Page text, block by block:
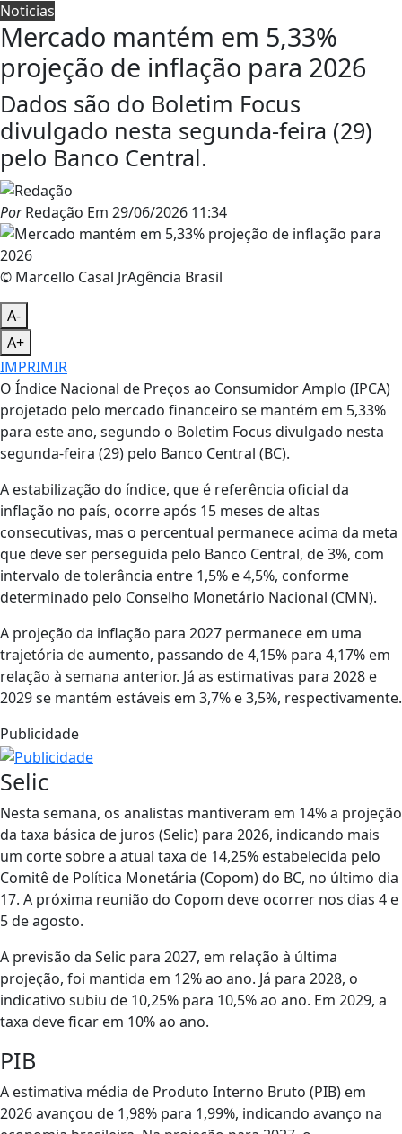
Noticias
Mercado mantém em 5,33%
projeção de inflação para 2026
Dados são do Boletim Focus
divulgado nesta segunda-feira (29)
pelo Banco Central.
PorRedação Em 29/06/2026 11:34
© Marcello Casal JrAgência Brasil
A-
A+
IMPRIMIR
O Índice Nacional de Preços ao Consumidor Amplo (IPCA)
projetado pelo mercado financeiro se mantém em 5,33%
para este ano, segundo o Boletim Focus divulgado nesta
segunda-feira (29) pelo Banco Central (BC).
A estabilização do índice, que é referência oficial da
inflação no país, ocorre após 15 meses de altas
consecutivas, mas o percentual permanece acima da meta
que deve ser perseguida pelo Banco Central, de 3%, com
intervalo de tolerância entre 1,5% e 4,5%, conforme
determinado pelo Conselho Monetário Nacional (CMN).
A projeção da inflação para 2027 permanece em uma
trajetória de aumento, passando de 4,15% para 4,17% em
relação à semana anterior. Já as estimativas para 2028 e
2029 se mantém estáveis em 3,7% e 3,5%, respectivamente.
Publicidade
Selic
Nesta semana, os analistas mantiveram em 14% a projeção
da taxa básica de juros (Selic) para 2026, indicando mais
um corte sobre a atual taxa de 14,25% estabelecida pelo
Comitê de Política Monetária (Copom) do BC, no último dia
17. A próxima reunião do Copom deve ocorrer nos dias 4 e
5 de agosto.
A previsão da Selic para 2027, em relação à última
projeção, foi mantida em 12% ao ano. Já para 2028, o
indicativo subiu de 10,25% para 10,5% ao ano. Em 2029, a
taxa deve ficar em 10% ao ano.
PIB
A estimativa média de Produto Interno Bruto (PIB) em
2026 avançou de 1,98% para 1,99%, indicando avanço na